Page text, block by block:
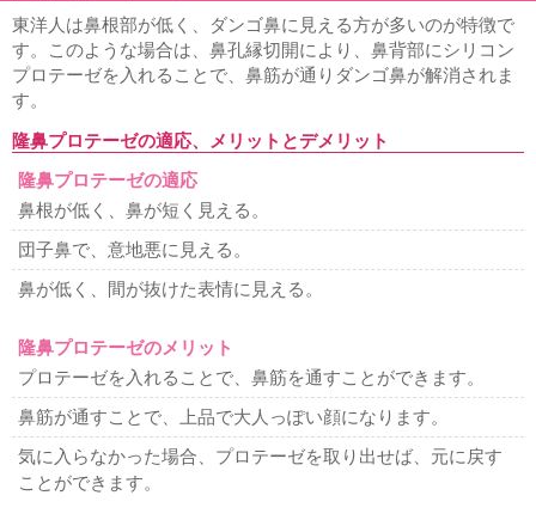
隆鼻、鼻プロテーゼ
鼻筋を通す
鼻の穴を見えなくする
鼻の穴が大きい
小鼻縮小・鼻幅縮小
鼻尖縮小・鼻尖形成
鼻を小さくする
鼻が横に広がっている
団子鼻を治したい
鼻が目立つ顔
あぐら鼻の整形 外人のような鼻
鼻が嫌
ラインを出す
割れアゴ修正 アゴ梅干し
短縮・短くしたい
輪郭形成 顔が長い・面長
顎が出てい
る
下顎の突出 顎が大きい
中顔面の短縮
エラ削り・エラ骨切り
を小さくしたい
顔が大きい
唇縮小
たらこ唇 ぽってり唇
若返り
消したい
顔のたるみ
脂肪吸引
顔、首の脂肪吸引
ホホ、アゴの脂肪吸引
顔のラインをシ
ャープに
顔痩せ・顔太り 二重顎を治したい
二の腕の脂
肪吸引
耳の美容整形
東洋人は鼻根部が低く、ダンゴ鼻に見える方が多いのが特徴で
す。このような場合は、鼻孔縁切開により、鼻背部にシリコン
プロテーゼを入れることで、鼻筋が通りダンゴ鼻が解消されま
す。
隆鼻プロテーゼの適応、メリットとデメリット
隆鼻プロテーゼの適応
鼻根が低く、鼻が短く見える。
団子鼻で、意地悪に見える。
鼻が低く、間が抜けた表情に見える。
隆鼻プロテーゼのメリット
プロテーゼを入れることで、鼻筋を通すことができます。
鼻筋が通すことで、上品で大人っぽい顔になります。
気に入らなかった場合、プロテーゼを取り出せば、元に戻す
ことができます。